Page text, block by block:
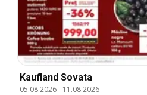
Kaufland Sovata
05.08.2026- 11.08.2026